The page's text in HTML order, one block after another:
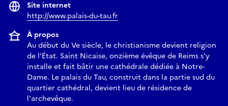
Site internet
http://www.palais-du-tau.fr
À propos
Au début du Ve siècle, le christianisme devient religion
de l’État. Saint Nicaise, onzième évêque de Reims s'y
installe et fait bâtir une cathédrale dédiée à Notre-
Dame. Le palais du Tau, construit dans la partie sud du
quartier cathédral, devient lieu de résidence de
l'archevêque.